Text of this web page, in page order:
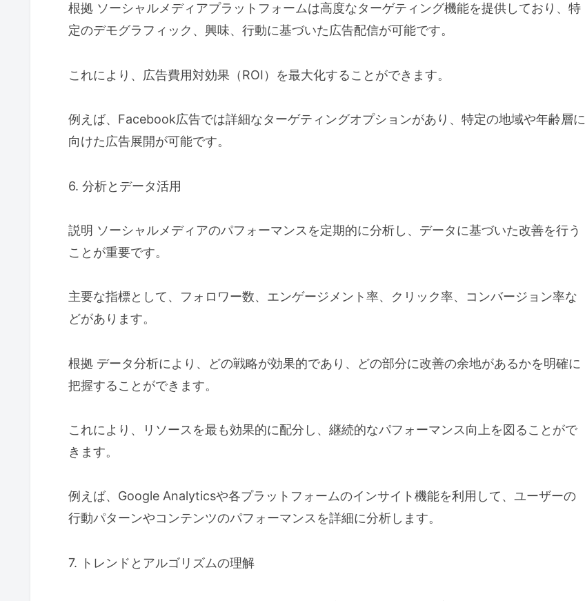
根拠 ソーシャルメディアプラットフォームは高度なターゲティング機能を提供しており、特
定のデモグラフィック、興味、行動に基づいた広告配信が可能です。
これにより、広告費用対効果（ROI）を最大化することができます。
例えば、Facebook広告では詳細なターゲティングオプションがあり、特定の地域や年齢層に
向けた広告展開が可能です。
6. 分析とデータ活用
説明 ソーシャルメディアのパフォーマンスを定期的に分析し、データに基づいた改善を行う
ことが重要です。
主要な指標として、フォロワー数、エンゲージメント率、クリック率、コンバージョン率な
どがあります。
根拠 データ分析により、どの戦略が効果的であり、どの部分に改善の余地があるかを明確に
把握することができます。
これにより、リソースを最も効果的に配分し、継続的なパフォーマンス向上を図ることがで
きます。
例えば、Google Analyticsや各プラットフォームのインサイト機能を利用して、ユーザーの
行動パターンやコンテンツのパフォーマンスを詳細に分析します。
7. トレンドとアルゴリズムの理解